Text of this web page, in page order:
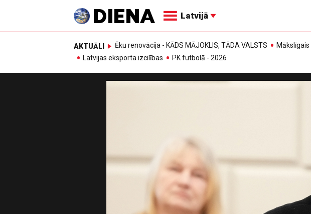
Latvijā
AKTUĀLI Ēku renovācija - KĀDS MĀJOKLIS, TĀDA VALSTS
Latvijas eksporta izcilības
PK futbolā - 2026